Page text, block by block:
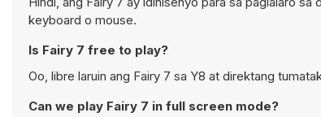
keyboard o mouse.
Is Fairy 7 free to play?
Oo, libre laruin ang Fairy 7 sa Y8 at direktang
Can we play Fairy 7 in full screen mode?